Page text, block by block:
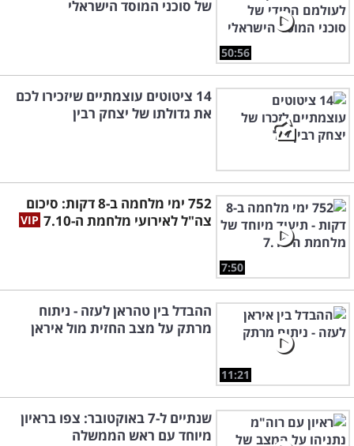
50:56
של סוכני המוסד הישראלי
14 ציטוטים עוצמתיים שיזכירו לכם
את גדולתו של יצחק רבין
7:50
752 ימי מלחמה ב-8 דקות: סיכום
צה"ל לאירועי מלחמת ה-7.10
11:21
ההבדל בין טהראן לעזה - ניתוח
מרתק על מצב החזית מול איראן
שנתיים ל-7 באוקטובר: צפו בראיון
מיוחד עם ראש הממשלה